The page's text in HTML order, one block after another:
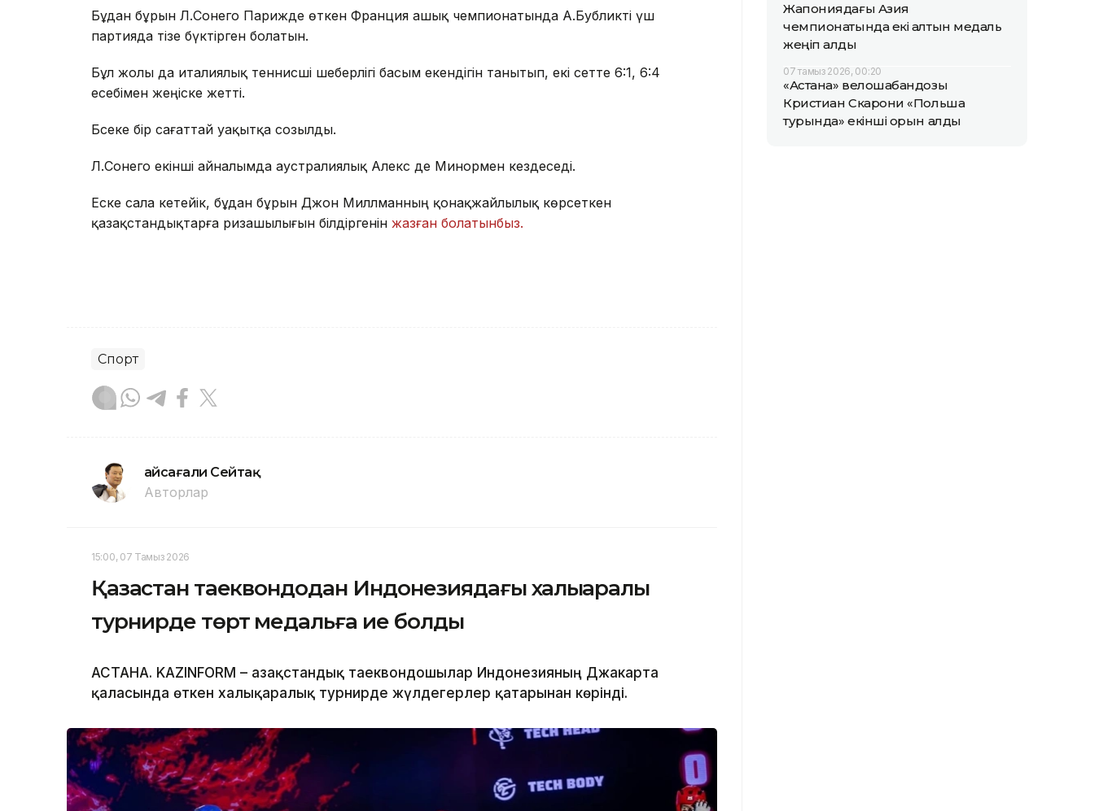
Бұдан бұрын Л.Сонего Парижде өткен Франция ашық чемпионатында А.Бубликті үш
партияда тізе бүктірген болатын.
Бұл жолы да италиялық теннисші шеберлігі басым екендігін танытып, екі сетте 6:1, 6:4
есебімен жеңіске жетті.
Бәсеке бір сағаттай уақытқа созылды.
Л.Сонего екінші айналымда аустралиялық Алекс де Минормен кездеседі.
Еске сала кетейік, бұдан бұрын Джон Миллманның қонақжайлылық көрсеткен
қазақстандықтарға ризашылығын білдіргенін жазған болатынбыз.
Спорт
Ғайсағали Сейтақ
Авторлар
15:00, 07 Тамыз 2026
Қазақстан таеквондодан Индонезиядағы халықаралық
турнирде төрт медальға ие болды
АСТАНА. KAZINFORM – Қазақстандық таеквондошылар Индонезияның Джакарта
қаласында өткен халықаралық турнирде жүлдегерлер қатарынан көрінді.
Жапониядағы Азия
чемпионатында екі алтын медаль
жеңіп алды
07 тамыз 2026, 00:20
«Астана» велошабандозы
Кристиан Скарони «Польша
турында» екінші орын алды